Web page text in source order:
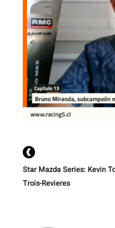
Star Mazda Series: Kevin
Trois-Revieres